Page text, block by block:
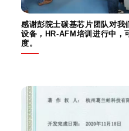
感谢彭院士碳基芯片团队对我
设备，HR-AFM培训进行中，
度。